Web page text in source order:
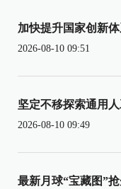
加快提升国家创新
2026-08-10 09:51
坚定不移探索通用
2026-08-10 09:49
最新月球“宝藏图”